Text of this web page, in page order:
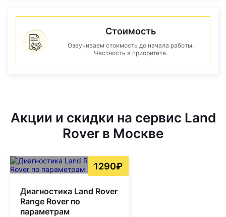
Стоимость
Озвучиваем стоимость до начала работы.
Честность в приоритете.
Акции и скидки на сервис Land
Rover в Москве
1290₽
Диагностика Land Rover
Range Rover по
параметрам